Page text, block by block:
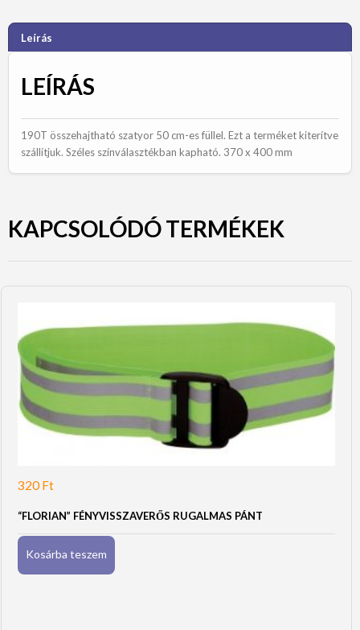
Leírás
LEÍRÁS
190T összehajtható szatyor 50 cm-es füllel. Ezt a terméket kiterítve
szállítjuk. Széles színválasztékban kapható. 370 x 400 mm
KAPCSOLÓDÓ TERMÉKEK
320Ft
“FLORIAN” FÉNYVISSZAVERŐS RUGALMAS PÁNT
Kosárba teszem